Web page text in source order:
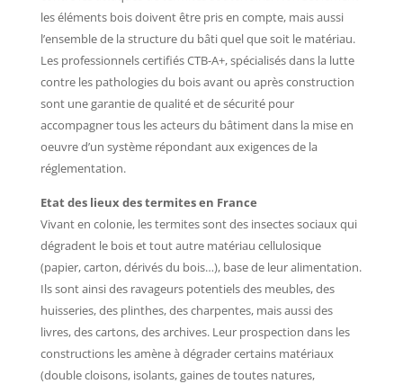
les éléments bois doivent être pris en compte, mais aussi
l’ensemble de la structure du bâti quel que soit le matériau.
Les professionnels certifiés CTB-A+, spécialisés dans la lutte
contre les pathologies du bois avant ou après construction
sont une garantie de qualité et de sécurité pour
accompagner tous les acteurs du bâtiment dans la mise en
oeuvre d’un système répondant aux exigences de la
réglementation.
Etat des lieux des termites en France
Vivant en colonie, les termites sont des insectes sociaux qui
dégradent le bois et tout autre matériau cellulosique
(papier, carton, dérivés du bois…), base de leur alimentation.
Ils sont ainsi des ravageurs potentiels des meubles, des
huisseries, des plinthes, des charpentes, mais aussi des
livres, des cartons, des archives. Leur prospection dans les
constructions les amène à dégrader certains matériaux
(double cloisons, isolants, gaines de toutes natures,